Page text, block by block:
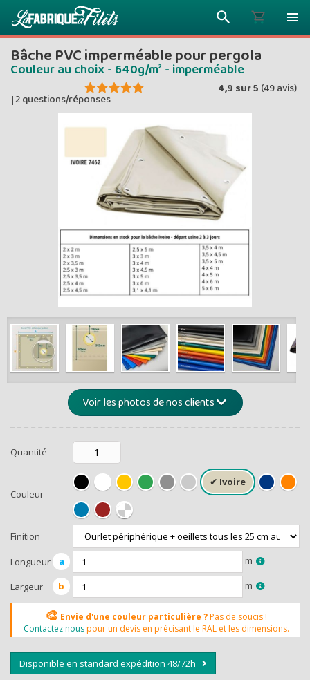
Montants et
de -5%
Plus vous
moins
Prix
ENVOYEZ
RECEVEZ
Bâche PVC imperméable pour pergola
Couleur au choix - 640g/m² - imperméable
4,9 sur5 (49avis)
|2 questions/réponses
Voir les photos de nos clients
Quantité
Couleur
Finition
Longueur a m
Largeur b m
🎨 Envie d'une couleur particulière ?Pas de soucis !
Contactez nouspour un devis en précisant le RAL et les dimensions.
Disponible en standard expédition 48/72h